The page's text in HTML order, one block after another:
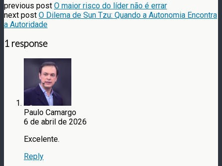
previous post O maior risco do líder não é errar
next post O Dilema de Sun Tzu: Quando a Autonomia Encontra
a Autoridade
1 response
Paulo Camargo
6 de abril de 2026
Excelente.
Reply